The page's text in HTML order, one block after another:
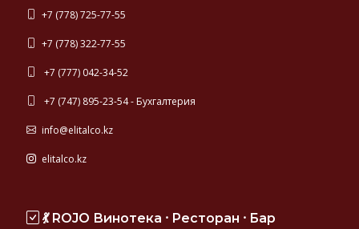
мира
представлена
данном
каталога.
+7 (778) 725-77-55
+7 (778) 322-77-55
+7 (777) 042-34-52
+7 (747) 895-23-54 - Бухгалтерия
info@elitalco.kz
elitalco.kz
💃 ROJO Винотека ⸱ Ресторан ⸱ Бар